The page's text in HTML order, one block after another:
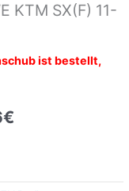
KTM SX(F) 11-
ist bestellt,
€